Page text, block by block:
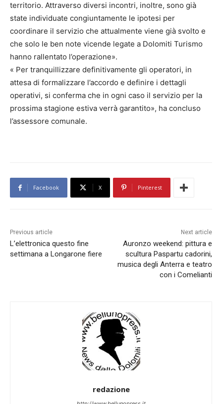
territorio. Attraverso diversi incontri, inoltre, sono già
state individuate congiuntamente le ipotesi per
coordinare il servizio che attualmente viene già svolto e
che solo le ben note vicende legate a Dolomiti Turismo
hanno rallentato l’operazione».
« Per tranquillizzare definitivamente gli operatori, in
attesa di formalizzare l’accordo e definire i dettagli
operativi, si conferma che in ogni caso il servizio per la
prossima stagione estiva verrà garantito», ha concluso
l’assessore comunale.
Facebook X Pinterest
Previous article
L’elettronica questo fine
settimana a Longarone fiere
Next article
Auronzo weekend: pittura e
scultura Paspartu cadorini,
musica degli Anterra e teatro
con i Comelianti
redazione